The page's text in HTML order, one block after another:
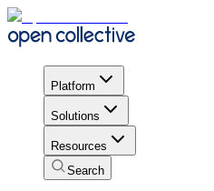
Platform
Solutions
Resources
Search